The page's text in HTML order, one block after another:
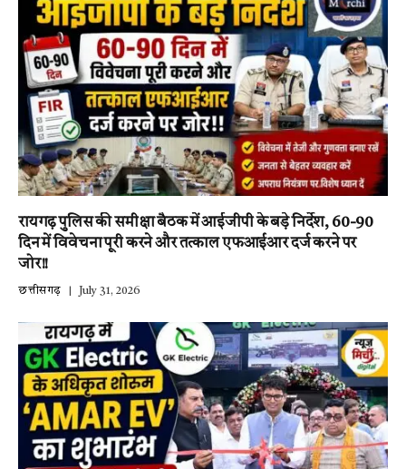
रायगढ़ पुलिस की समीक्षा बैठक में आईजीपी के बड़े निर्देश, 60-90
दिन में विवेचना पूरी करने और तत्काल एफआईआर दर्ज करने पर
जोर!!
छत्तीसगढ़ July 31, 2026